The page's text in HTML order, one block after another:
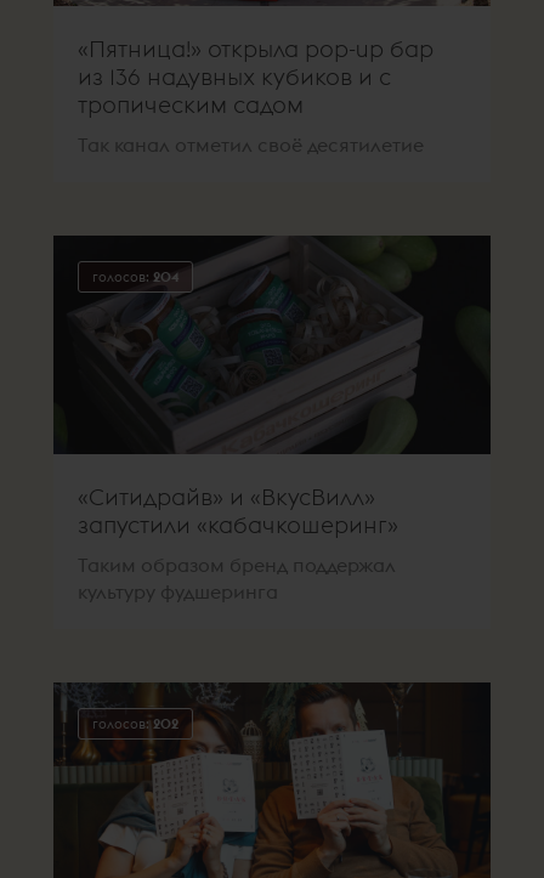
«Пятница!» открыла pop-up бар
из 136 надувных кубиков и с
тропическим садом
Так канал отметил своё десятилетие
голосов: 204
«Ситидрайв» и «ВкусВилл»
запустили «кабачкошеринг»
Таким образом бренд поддержал
культуру фудшеринга
голосов:202